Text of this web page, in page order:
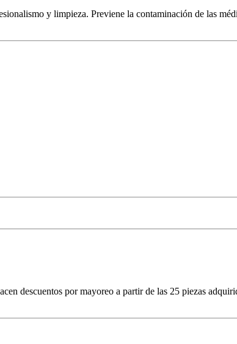
y limpieza. Previene la contaminación de las
descuentos por mayoreo a partir de las 25 piezas